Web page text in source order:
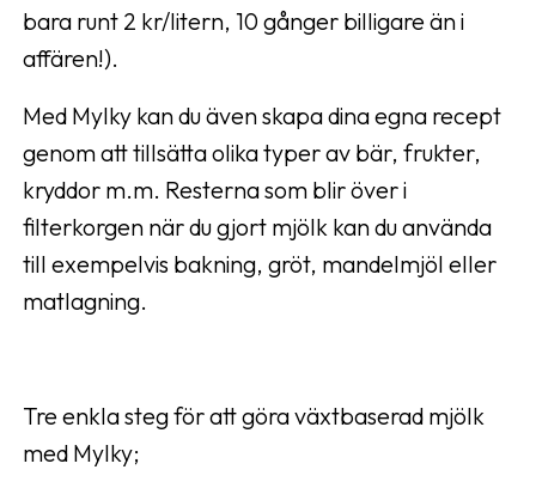
bara runt 2 kr/litern, 10 gånger billigare än i
affären!).
Med Mylky kan du även skapa dina egna recept
genom att tillsätta olika typer av bär, frukter,
kryddor m.m. Resterna som blir över i
filterkorgen när du gjort mjölk kan du använda
till exempelvis bakning, gröt, mandelmjöl eller
matlagning.
Tre enkla steg för att göra växtbaserad mjölk
med Mylky;